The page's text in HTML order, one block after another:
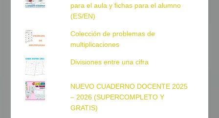
para el aula y fichas para el alumno
(ES/EN)
Colección de problemas de
multiplicaciones
Divisiones entre una cifra
NUEVO CUADERNO DOCENTE 2025
– 2026 (SUPERCOMPLETO Y
GRATIS)